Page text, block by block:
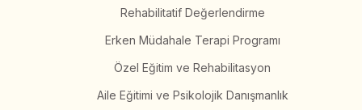
Rehabilitatif Değerlendirme
Erken Müdahale Terapi Programı
Özel Eğitim ve Rehabilitasyon
Aile Eğitimi ve Psikolojik Danışmanlık